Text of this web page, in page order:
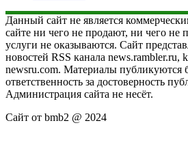
Данный сайт не является
сайте ни чего не продают, ни чего не
услуги не оказываются. Сайт
новостей RSS канала news.rambler.ru,
newsru.com. Материалы публикуются
ответственность за достоверность
Администрация сайта не несёт.
Сайт от bmb2 @ 2024